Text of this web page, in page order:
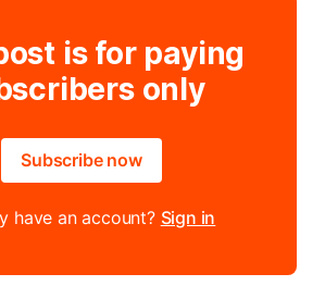
is for paying
only
Subscribe now
have an account? Sign in